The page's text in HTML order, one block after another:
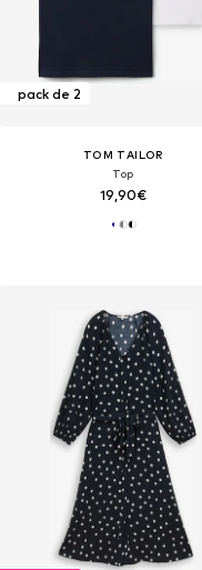
pack de 2
TOM TAILOR
Top
19,90€